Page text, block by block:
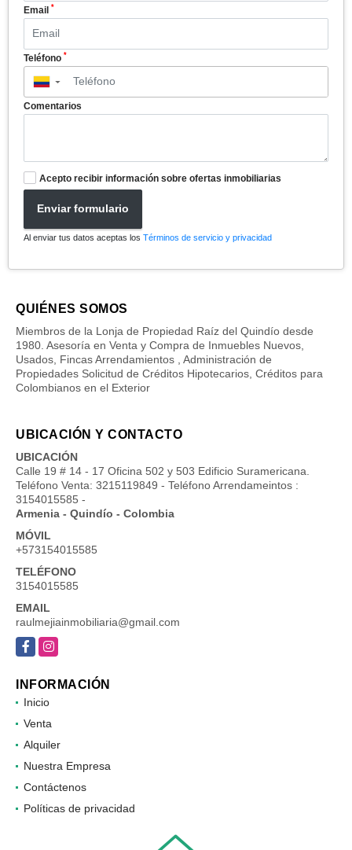
Email *
Teléfono *
▼
Comentarios
Acepto recibir información sobre ofertas inmobiliarias
Enviar formulario
Al enviar tus datos aceptas los Términos de servicio y privacidad
QUIÉNES SOMOS
Miembros de la Lonja de Propiedad Raíz del Quindío desde
1980. Asesoría en Venta y Compra de Inmuebles Nuevos,
Usados, Fincas Arrendamientos , Administración de
Propiedades Solicitud de Créditos Hipotecarios, Créditos para
Colombianos en el Exterior
UBICACIÓN Y CONTACTO
UBICACIÓN
Calle 19 # 14 - 17 Oficina 502 y 503 Edificio Suramericana.
Teléfono Venta: 3215119849 - Teléfono Arrendameintos :
3154015585 -
Armenia - Quindío - Colombia
MÓVIL
+573154015585
TELÉFONO
3154015585
EMAIL
raulmejiainmobiliaria@gmail.com
FacebookInstagram
INFORMACIÓN
Inicio
Venta
Alquiler
Nuestra Empresa
Contáctenos
Políticas de privacidad